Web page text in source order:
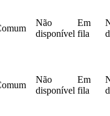
Não
disponível
Em
fila
Não
disponível
Em
fila